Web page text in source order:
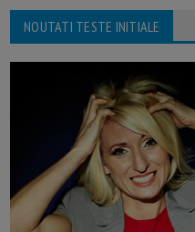
NOUTATI TESTE INITIALE